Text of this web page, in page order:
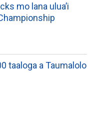
mo lana ulua’i
taaloga a Taumalolo